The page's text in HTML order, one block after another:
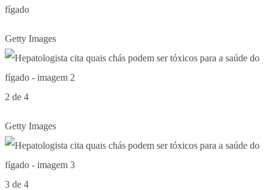
fígado
Getty Images
2 de 4
Getty Images
3 de 4